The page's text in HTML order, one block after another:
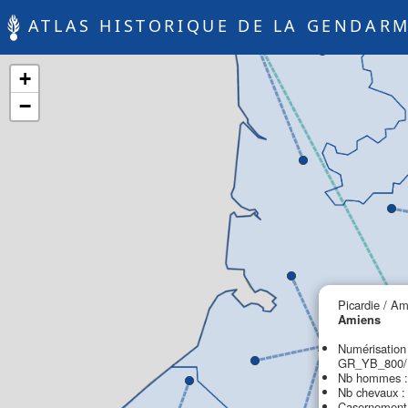
ATLAS HISTORIQUE DE LA
Picardie /
Amiens
Nb hommes
Nb chevaux
+
−